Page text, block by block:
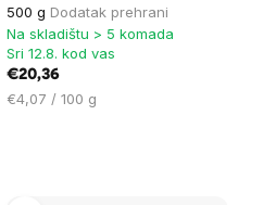
500 g Dodatak prehrani
Na skladištu > 5 komada
Sri 12.8. kod vas
€20,36
Cijena
€4,07 / 100 g